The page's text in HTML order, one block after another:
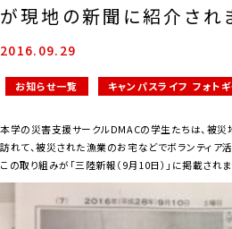
が現地の新聞に紹介され
2016.09.29
お知らせ一覧 キャンパスライフ フォト
本学の災害支援サークルDMACの学生たちは、被
訪れて、被災された漁業のお宅などでボランティア活
この取り組みが「三陸新報（9月10日）」に掲載されま